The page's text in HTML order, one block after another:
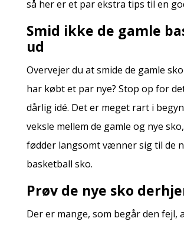
så her er et par ekstra tips til en
Smid ikke de gamle
ud
Overvejer du at smide de gamle
har købt et par nye? Stop op for
dårlig idé. Det er meget rart i
veksle mellem de gamle og nye
fødder langsomt vænner sig til de
basketball sko.
Prøv de nye sko
Der er mange, som begår den fejl,